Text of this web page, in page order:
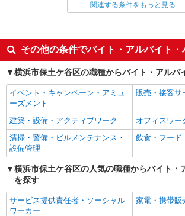
同じ雇用形態から天王町駅の求人を探す
同じ特徴から天王町駅の求人を探す
入社日応相談
未経験歓迎
大学生歓迎
女性活躍中
主婦・主夫歓迎
ブランクOK
週2～3日勤務
時間固定シフト制
夕方
禁煙・分煙
残業ほぼなし
副業・Wワー
転勤なし
社割・特典あり
制服貸与
関連する条件をもっと見る
その他の条件でバイト・アルバイト
横浜市保土ケ谷区の職種からバイト・アルバ
イベント・キャンペーン・アミュ
ーズメント
販売・接客サ
建築・設備・アクティブワーク
オフィスワー
清掃・警備・ビルメンテナンス・
設備管理
飲食・フード
横浜市保土ケ谷区の人気の職種からバイト・
を探す
サービス提供責任者・ソーシャル
ワーカー
家電・携帯販